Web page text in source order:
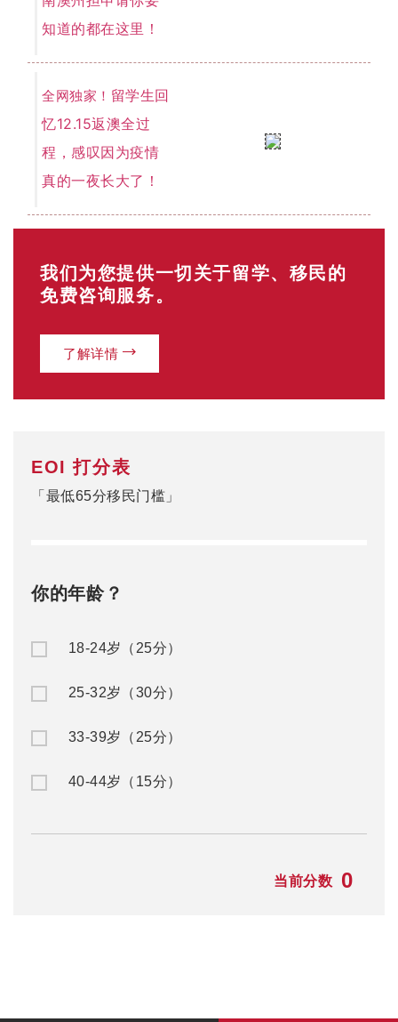
知道的都在这里！
全网独家！ 留学生回
忆12.15返澳全过
程，感叹因为疫情
真的一夜长大了！
我们为您提供一切关于留学、移民的
免费咨询服务。
了解详情
EOI 打分表
「最低65分移民门槛」
你的年龄？
18-24岁（25分）
25-32岁（30分）
33-39岁（25分）
40-44岁（15分）
当前分数 0